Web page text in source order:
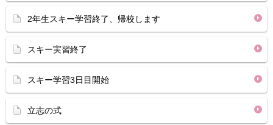
2年生スキー学習終了、帰校します
スキー実習終了
スキー学習3日目開始
立志の式